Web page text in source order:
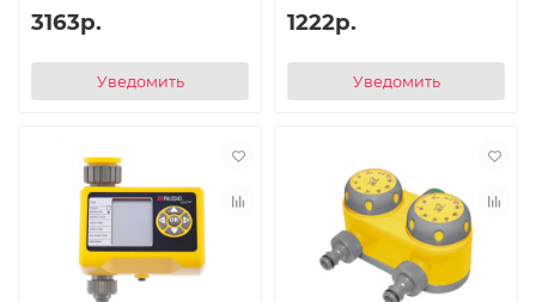
3163р.
Уведомить
1222р.
Уведомить